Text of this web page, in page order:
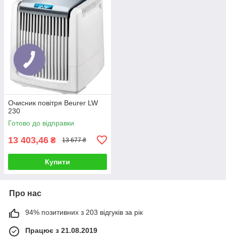
Очисник повітря Beurer LW
230
Готово до відправки
13 403,46 ₴ 13 677 ₴
Купити
Про нас
94% позитивних з 203 відгуків за рік
Працює з 21.08.2019